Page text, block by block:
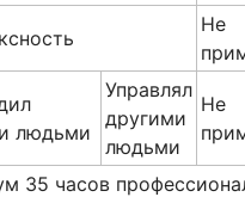
Не
людьми
Управлял
другими
людьми
Не
35 часов